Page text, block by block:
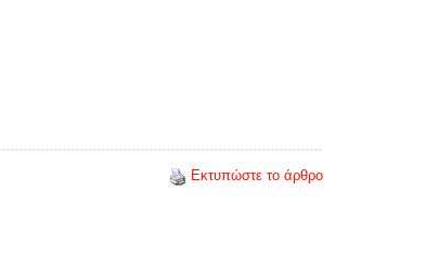
Εκτυπώστε το άρθρο